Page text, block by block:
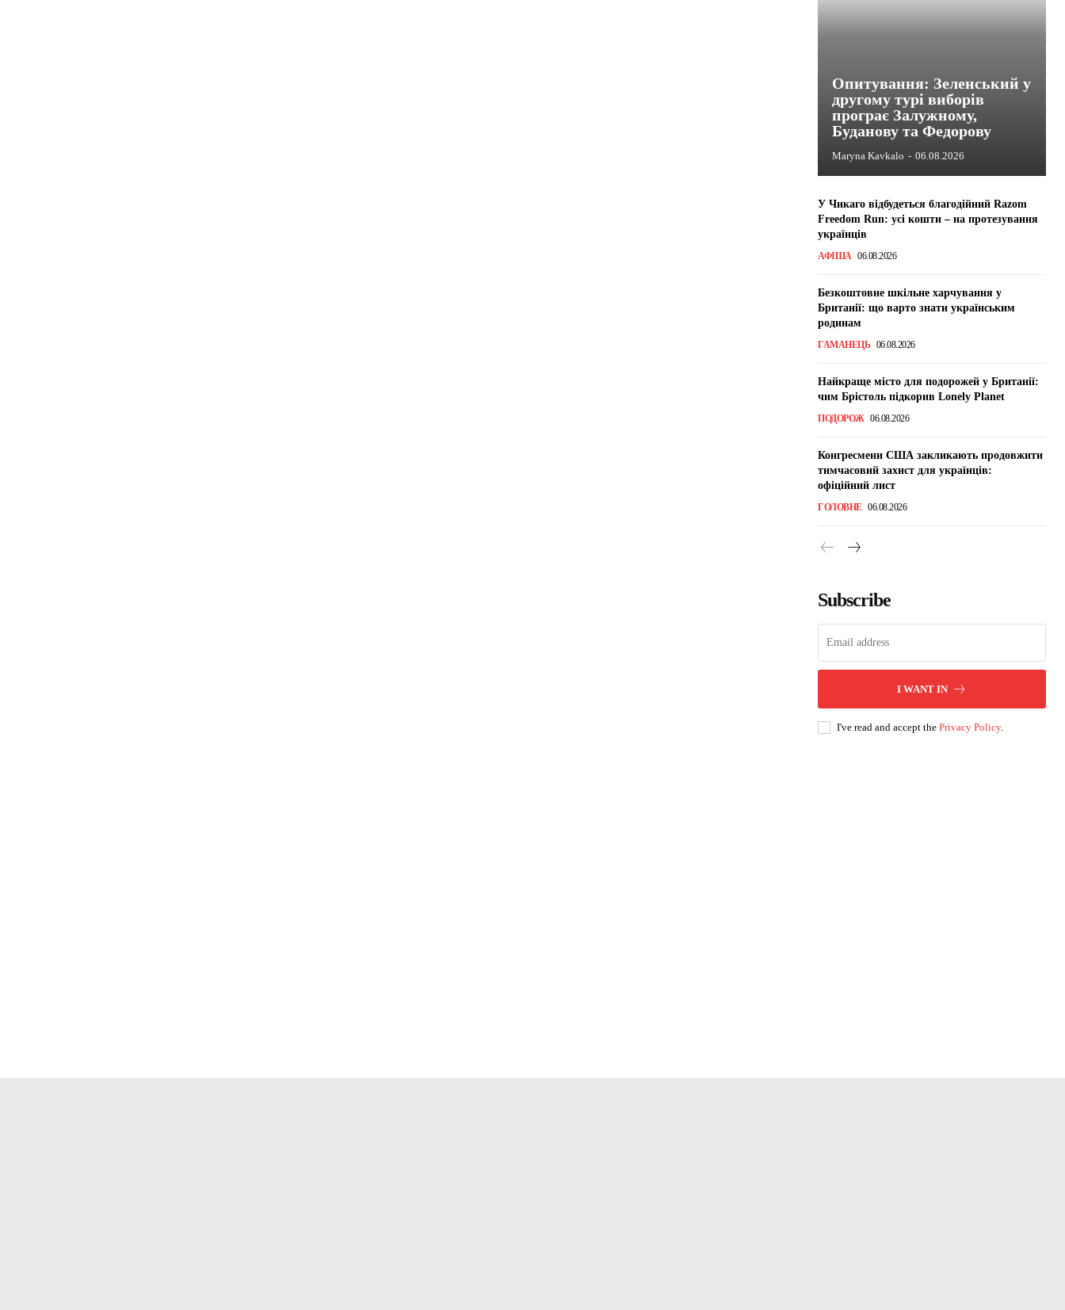
Опитування: Зеленський у
другому турі виборів
програє Залужному,
Буданову та Федорову
Maryna Kavkalo - 06.08.2026
У Чикаго відбудеться благодійний Razom
Freedom Run: усі кошти – на протезування
українців
АФІША 06.08.2026
Безкоштовне шкільне харчування у
Британії: що варто знати українським
родинам
ГАМАНЕЦЬ 06.08.2026
Найкраще місто для подорожей у Британії:
чим Брістоль підкорив Lonely Planet
ПОДОРОЖ 06.08.2026
Конгресмени США закликають продовжити
тимчасовий захист для українців:
офіційний лист
ГОЛОВНЕ 06.08.2026
Subscribe
I WANT IN
I've read and accept the Privacy Policy.